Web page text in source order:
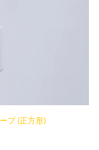
プ (正方形)